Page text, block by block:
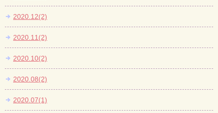
2020.12(2)
2020.11(2)
2020.10(2)
2020.08(2)
2020.07(1)